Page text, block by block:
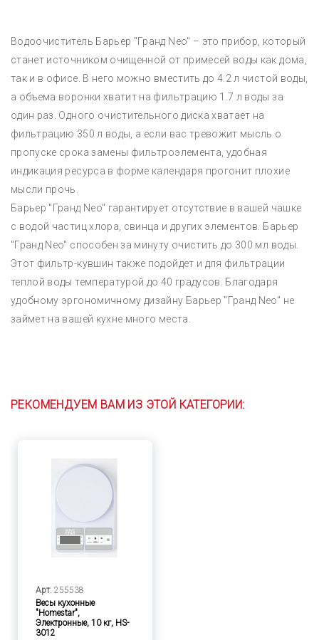
Водоочиститель Барьер "Гранд Neo" – это прибор, который
станет источником очищенной от примесей воды как дома,
так и в офисе. В него можно вместить до 4.2 л чистой воды,
а объема воронки хватит на фильтрацию 1.7 л воды за
один раз. Одного очистительного диска хватает на
фильтрацию 350 л воды, а если вас тревожит мысль о
пропуске срока замены фильтроэлемента, удобная
индикация ресурса в форме календаря прогонит плохие
мысли прочь.
Барьер "Гранд Neo" гарантирует отсутствие в вашей чашке
с водой частиц хлора, свинца и других элементов. Барьер
"Гранд Neo" способен за минуту очистить до 300 мл воды.
Этот фильтр-кувшин также подойдет и для фильтрации
теплой воды температурой до 40 градусов. Благодаря
удобному эргономичному дизайну Барьер "Гранд Neo" не
займет на вашей кухне много места.
РЕКОМЕНДУЕМ ВАМ ИЗ ЭТОЙ КАТЕГОРИИ:
Арт. 255538
Весы кухонные
"Homestar",
Электронные, 10 кг, HS-
3012